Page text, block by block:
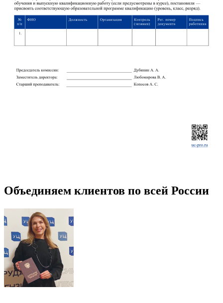
Объединяем клиентов по всей России